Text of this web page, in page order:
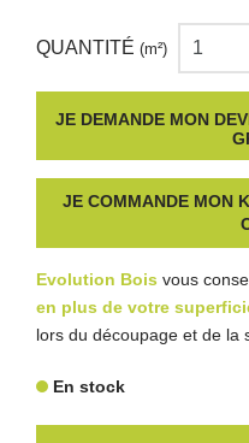
QUANTITÉ (m²)
JE DEMANDE MON
JE COMMANDE MON
Evolution Bois vous
en plus de votre
lors du découpage et de la
En stock